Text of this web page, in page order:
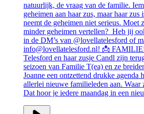
natuurlijk, de vraag van de familie.
geheimen aan haar zus, maar haar zus
neemt de geheimen niet serieus. Moet
minder geheimen vertellen? Heb jij
in de DM’s van @lovellatelesford of
info@lovellatelesford.nl! 📩
Telesford en haar zusje Candl zijn
seizoen van Familie T(ea) en ze
Joanne een ontzettend drukke agenda
allerlei nieuwe familieleden aan. Waar
Dat hoor je iedere maandag in een